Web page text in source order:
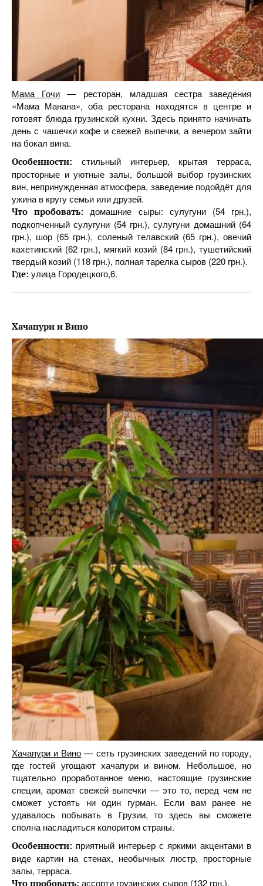
Мама Гочи — ресторан, младшая сестра заведения
«Мама Манана», оба ресторана находятся в центре и
готовят блюда грузинской кухни. Здесь принято начинать
день с чашечки кофе и свежей выпечки, а вечером зайти
на бокал вина.
Особенности: стильный интерьер, крытая терраса,
просторные и уютные залы, большой выбор грузинских
вин, непринужденная атмосфера, заведение подойдёт для
ужина в кругу семьи или друзей.
Что пробовать: домашние сыры: сулугуни (54 грн.),
подкопченный сулугуни (54 грн.), сулугуни домашний (64
грн.), шор (65 грн.), соленый телавский (65 грн.), овечий
кахетинский (62 грн.), мягкий козий (84 грн.), тушетийский
твердый козий (118 грн.), полная тарелка сыров (220 грн.).
Где: улица Городецкого,6.
Хачапури и Вино
Хачапури и Вино — сеть грузинских заведений по городу,
где гостей угощают хачапури и вином. Небольшое, но
тщательно проработанное меню, настоящие грузинские
специи, аромат свежей выпечки — это то, перед чем не
сможет устоять ни один гурман. Если вам ранее не
удавалось побывать в Грузии, то здесь вы сможете
сполна насладиться колоритом страны.
Особенности: приятный интерьер с яркими акцентами в
виде картин на стенах, необычных люстр, просторные
залы, терраса.
Что пробовать: ассорти грузинских сыров (132 грн.).